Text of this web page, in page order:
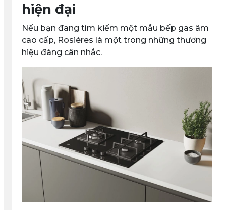
hiện đại
Nếu bạn đang tìm kiếm một mẫu bếp gas âm
cao cấp, Rosières là một trong những thương
hiệu đáng cân nhắc.